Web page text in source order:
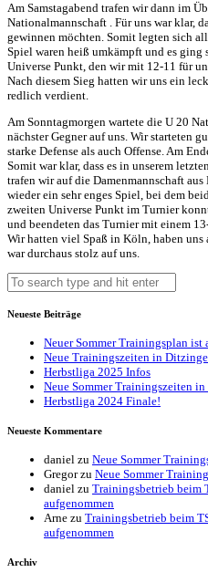
Am Samstagabend trafen wir dann im
Nationalmannschaft . Für uns war klar,
gewinnen möchten. Somit legten sich
Spiel waren heiß umkämpft und es ging
Universe Punkt, den wir mit 12-11 für
Nach diesem Sieg hatten wir uns ein
redlich verdient.
Am Sonntagmorgen wartete die U 20
nächster Gegner auf uns. Wir starteten
starke Defense als auch Offense. Am
Somit war klar, dass es in unserem
trafen wir auf die Damenmannschaft
wieder ein sehr enges Spiel, bei dem
zweiten Universe Punkt im Turnier
und beendeten das Turnier mit einem
Wir hatten viel Spaß in Köln, haben
war durchaus stolz auf uns.
Neueste Beiträge
Neuer Sommer Trainingsplan ist
Neue Trainingszeiten in
Herbstliga 2025 Infos
Neue Sommer Trainingszeiten
Herbstliga 2024 Finale!
Neueste Kommentare
daniel zu Neue Sommer
Gregorzu Neue Sommer
daniel zu Trainingsbetrieb beim
aufgenommen
Arne zu Trainingsbetrieb beim
aufgenommen
Archiv